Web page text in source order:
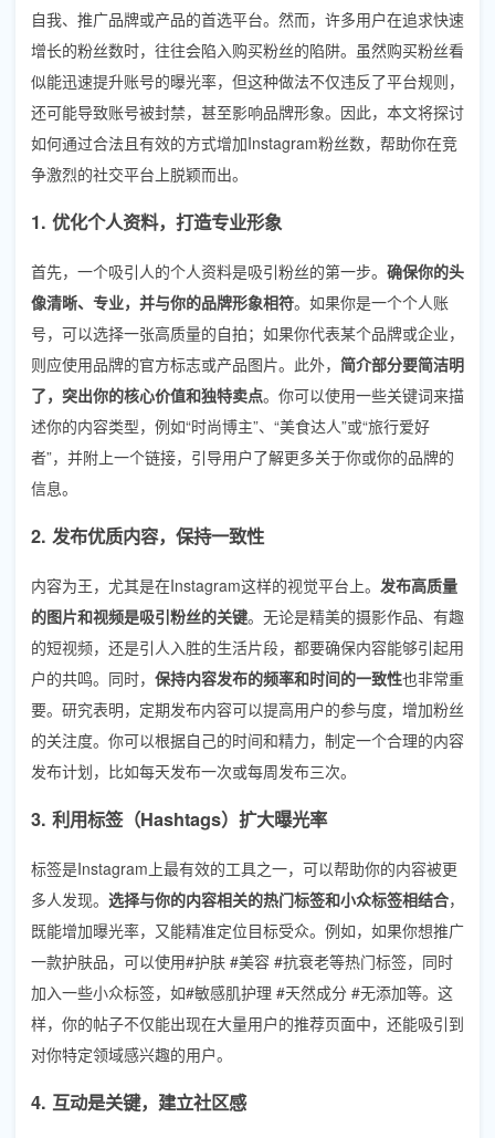
自我、推广品牌或产品的首选平台。然而，许多用户在追求快速
增长的粉丝数时，往往会陷入购买粉丝的陷阱。虽然购买粉丝看
似能迅速提升账号的曝光率，但这种做法不仅违反了平台规则，
还可能导致账号被封禁，甚至影响品牌形象。因此，本文将探讨
如何通过合法且有效的方式增加Instagram粉丝数，帮助你在竞
争激烈的社交平台上脱颖而出。
1. 优化个人资料，打造专业形象
首先，一个吸引人的个人资料是吸引粉丝的第一步。 确保你的头
像清晰、专业，并与你的品牌形象相符。如果你是一个个人账
号，可以选择一张高质量的自拍；如果你代表某个品牌或企业，
则应使用品牌的官方标志或产品图片。此外， 简介部分要简洁明
了，突出你的核心价值和独特卖点。你可以使用一些关键词来描
述你的内容类型，例如“时尚博主”、“美食达人”或“旅行爱好
者”，并附上一个链接，引导用户了解更多关于你或你的品牌的
信息。
2. 发布优质内容，保持一致性
内容为王，尤其是在Instagram这样的视觉平台上。 发布高质量
的图片和视频是吸引粉丝的关键。无论是精美的摄影作品、有趣
的短视频，还是引人入胜的生活片段，都要确保内容能够引起用
户的共鸣。同时， 保持内容发布的频率和时间的一致性也非常重
要。研究表明，定期发布内容可以提高用户的参与度，增加粉丝
的关注度。你可以根据自己的时间和精力，制定一个合理的内容
发布计划，比如每天发布一次或每周发布三次。
3. 利用标签（Hashtags）扩大曝光率
标签是Instagram上最有效的工具之一，可以帮助你的内容被更
多人发现。 选择与你的内容相关的热门标签和小众标签相结合，
既能增加曝光率，又能精准定位目标受众。例如，如果你想推广
一款护肤品，可以使用#护肤 #美容 #抗衰老等热门标签，同时
加入一些小众标签，如#敏感肌护理 #天然成分 #无添加等。这
样，你的帖子不仅能出现在大量用户的推荐页面中，还能吸引到
对你特定领域感兴趣的用户。
4. 互动是关键，建立社区感